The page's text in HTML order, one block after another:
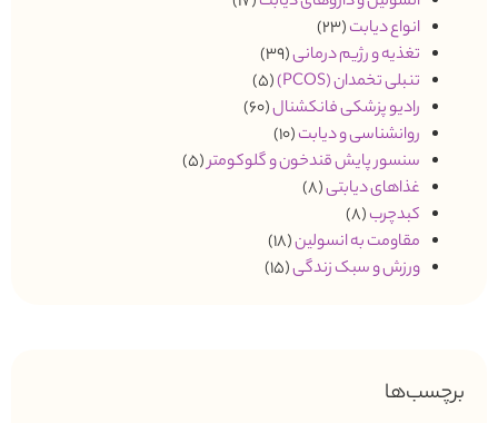
انواع دیابت(23)
تغذیه و رژیم درمانی(39)
تنبلی تخمدان (PCOS)
(5)
رادیو پزشکی فانکشنال(60)
روانشناسی و دیابت(10)
سنسور پایش قندخون و گلوکومتر(5)
غذاهای دیابتی(8)
کبدچرب(8)
مقاومت به انسولین(18)
ورزش و سبک زندگی(15)
برچسب‌ها